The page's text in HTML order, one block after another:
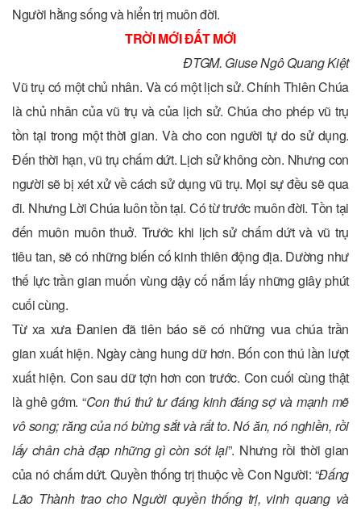
Người hằng sống và hiển trị muôn đời.
TRỜI MỚI ĐẤT MỚI
ĐTGM. Giuse Ngô Quang Kiệt
Vũ trụ có một chủ nhân. Và có một lịch sử. Chính Thiên Chúa
là chủ nhân của vũ trụ và của lịch sử. Chúa cho phép vũ trụ
tồn tại trong một thời gian. Và cho con người tự do sử dụng.
Đến thời hạn, vũ trụ chấm dứt. Lịch sử không còn. Nhưng con
người sẽ bị xét xử về cách sử dụng vũ trụ. Mọi sự đều sẽ qua
đi. Nhưng Lời Chúa luôn tồn tại. Có từ trước muôn đời. Tồn tại
đến muôn muôn thuở. Trước khi lịch sử chấm dứt và vũ trụ
tiêu tan, sẽ có những biến cố kinh thiên động địa. Dường như
thế lực trần gian muốn vùng dậy cố nắm lấy những giây phút
cuối cùng.
Từ xa xưa Đanien đã tiên báo sẽ có những vua chúa trần
gian xuất hiện. Ngày càng hung dữ hơn. Bốn con thú lần lượt
xuất hiện. Con sau dữ tợn hơn con trước. Con cuối cùng thật
là ghê gớm. “Con thú thứ tư đáng kinh đáng sợ và mạnh mẽ
vô song; răng của nó bừng sắt và rất to. Nó ăn, nó nghiền, rồi
lấy chân chà đạp những gì còn sót lại”. Nhưng rồi thời gian
của nó chấm dứt. Quyền thống trị thuộc về Con Người: “Đấng
Lão Thành trao cho Người quyền thống trị, vinh quang và